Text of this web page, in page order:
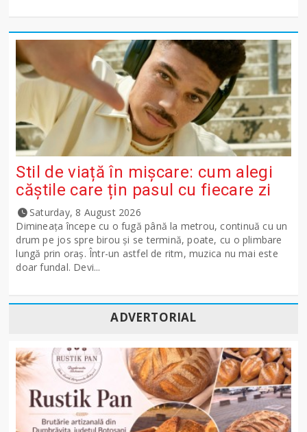
Stil de viață în mișcare: cum alegi
căștile care țin pasul cu fiecare zi
Saturday, 8 August 2026
Dimineața începe cu o fugă până la metrou, continuă cu un
drum pe jos spre birou și se termină, poate, cu o plimbare
lungă prin oraș. Într-un astfel de ritm, muzica nu mai este
doar fundal. Devi...
ADVERTORIAL